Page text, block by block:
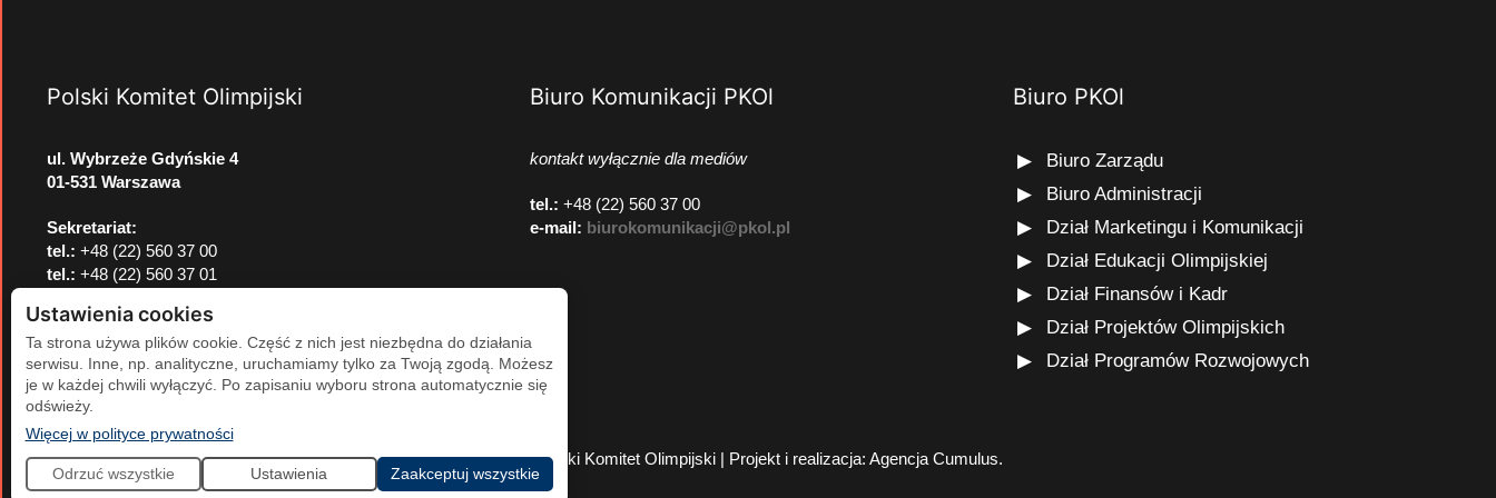
Polski Komitet Olimpijski
ul. Wybrzeże Gdyńskie 4
01-531 Warszawa
Sekretariat:
tel.: +48 (22) 560 37 00
tel.: +48 (22) 560 37 01
Biuro Komunikacji PKOl
kontakt wyłącznie dla mediów
tel.: +48 (22) 560 37 00
e-mail: biurokomunikacji@pkol.pl
Biuro PKOl
Biuro Zarządu
Biuro Administracji
Dział Marketingu i Komunikacji
Dział Edukacji Olimpijskiej
Dział Finansów i Kadr
Dział Projektów Olimpijskich
Dział Programów Rozwojowych
2026 Polski Komitet Olimpijski | Projekt i realizacja: Agencja Cumulus.
Ustawienia cookies
Ta strona używa plików cookie. Część z nich jest niezbędna do działania
serwisu. Inne, np. analityczne, uruchamiamy tylko za Twoją zgodą. Możesz
je w każdej chwili wyłączyć. Po zapisaniu wyboru strona automatycznie się
odświeży.
Więcej w polityce prywatności(otwiera się w nowej karcie)
Odrzuć wszystkie Ustawienia Zaakceptuj wszystkie